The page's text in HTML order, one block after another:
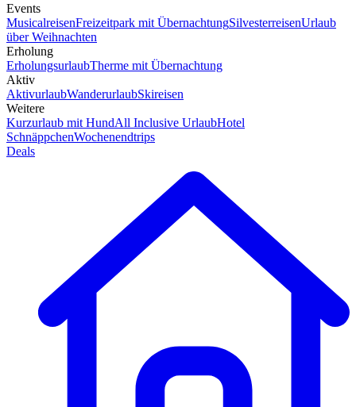
Events
MusicalreisenFreizeitpark mit ÜbernachtungSilvesterreisenUrlaub
über Weihnachten
Erholung
ErholungsurlaubTherme mit Übernachtung
Aktiv
AktivurlaubWanderurlaubSkireisen
Weitere
Kurzurlaub mit HundAll Inclusive UrlaubHotel
SchnäppchenWochenendtrips
Deals